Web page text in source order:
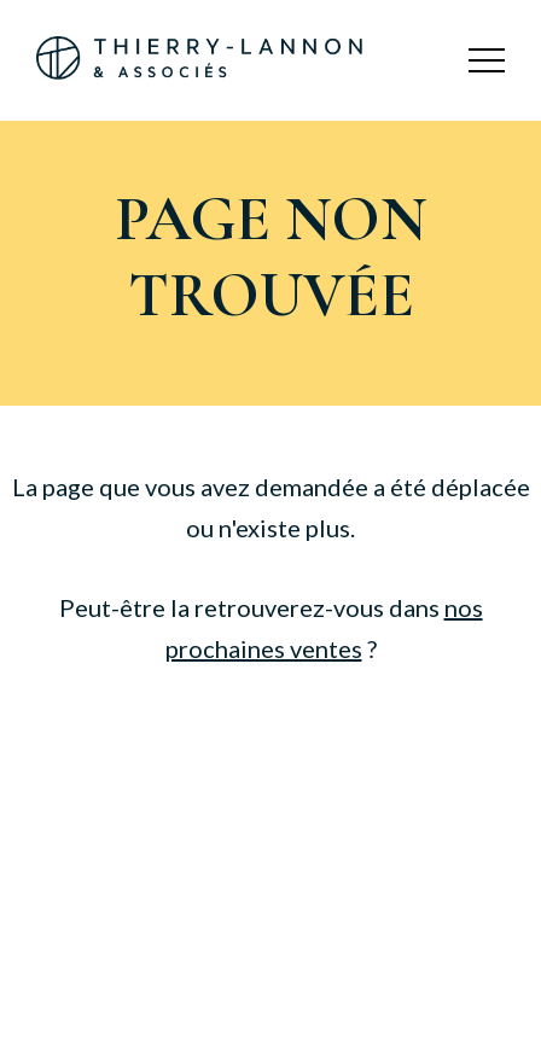
PAGE NON
TROUVÉE
La page que vous avez demandée a été déplacée
ou n'existe plus.
Peut-être la retrouverez-vous dans nos
prochaines ventes ?